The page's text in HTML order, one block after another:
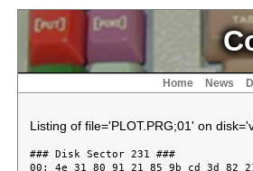
Home News
Listing of file='PLOT.PRG;01' on
### Disk Sector 231 ###
00: 4e 31 80 91 21 85 9b cd 3d 82 21 80 91 01 80 00   N1..!...=.!.....
10: cd c2 85 05 f2 10 92 cd aa 9a 06 03 11 e0 8e 21   ...............!
20: f0 8f cd 34 82 36 3a 06 03 11 e0 8e 21 bc 9b cd   ...4.6:.....!...
30: 34 82 c3 41 92 21 cd 9b cd 3d 82 cd cc 85 cd 52   4..A.!...=.....R
40: 82 01 06 00 11 f4 8f 21 a7 9b cd c8 83 ca 87 82   .......!........
50: cd e1 85 cd 19 9b d2 65 92 78 fe 2a ca 35 92 cd   .......e.x.*.5..
60: 78 9b c3 3b 92 06 03 11 e6 8e 21 f0 8f cd 34 82   x..;......!...4.
70: 36 3a cd 4a 9b d2 87 92 78 fe 2a 21 f8 9b ca 38   6:.J....x.*!...8
### Disk Sector 232 ###
00: 92 cd 78 9b c3 3b 92 cd 02 9b 2a 86 a5 22 8e 91   ..x..;....*.."..
10: 2a 88 a5 22 8a 91 2a 8a a5 22 9c 91 31 80 91 21   *.."..*.."..1..!
20: 23 9c cd 3d 82 06 06 21 80 a5 cd 43 82 11 37 9c   #..=...!...C..7.
30: 2a 8e 91 cd 63 99 11 56 9c 2a 8a 91 cd 63 99 2a   *...c..V.*...c.*
40: 8a 91 7c b5 ca f8 98 06 02 21 c6 8e cd 97 85 32   ..|......!.....2
50: 88 91 06 02 21 c8 8e cd 97 85 32 a9 91 cd f4 85   ....!.....2.....
60: 21 75 9c cd fe 98 fa 87 82 32 95 91 21 00 00 22   !u.......2..!.."
70: 9e 91 3e 01 32 a8 91 3a a5 a5 32 a7 91 3a a3 a5   ..>.2..:..2..:..
### Disk Sector 233 ###
00: 32 87 91 21 94 a5 22 84 91 cd 23 99 ca 1e 93 3a   2..!.."...#....:
10: 86 91 32 a8 91 3a 80 91 32 a7 91 c3 2f 93 21 8d   ..2..:..2.../.!.
20: 9c cd 3d 82 21 94 a5 06 0f cd 43 82 cd 98 9a 3e   ..=.!.....C....>
30: 0b cd 31 82 3a 87 91 fe 44 c2 f2 92 06 0f 11 1d   ..1.:...D.......
40: a3 2a 84 91 cd 7d 85 c3 50 93 21 2c 9f cd 3d 82   .*...}..P.!,..=.
50: 3a 80 91 fe 11 da 5a 93 3e 10 4f 32 ce 9c 32 d2   :.....Z.>.O2..2.
60: 9c 06 01 11 04 90 21 af 9c cd c8 83 ca e0 92 78   ......!........x
70: 32 b0 91 cd 49 9a c2 50 93 3a b0 91 47 4f 11 04   2...I..P.:..GO..
### Disk Sector 234 ###
00: 90 21 b2 91 cd 34 82 36 00 41 21 04 90 cd 9f 99   .!...4.6.A!.....
10: d2 50 93 22 aa 91 3a a6 91 32 ac 91 3a 80 91 fe   .P."..:..2..:...
20: 11 da a6 93 3e 10 4f 32 f5 9c 32 f9 9c 06 01 11   ....>.O2..2.....
30: 04 90 21 d6 9c cd c8 83 ca e0 92 78 32 b1 91 cd   ..!........x2...
40: 49 9a c2 9c 93 3a b1 91 47 4f 11 04 90 21 c4 91   I....:..GO...!..
50: cd 34 82 36 00 41 21 04 90 cd 9f 99 d2 9c 93 22   .4.6.A!........"
60: ad 91 3a a6 91 32 af 91 3a b0 91 47 11 c4 91 21   ..:..2..:..G...!
70: b2 91 cd 2d 9a da 4a 93 2a aa 91 eb 2a ad 91 0e   ...-..J.*...*...
### Disk Sector 235 ###
00: 01 3a ac 91 47 3a af 91 b8 ca 18 94 b7 fa 4a 93   .:..G:........J.
10: 3e 03 32 89 91 c3 28 94 b7 f2 1e 94 eb 0c 79 32   >.2...(.......y2
20: 89 91 cd 10 82 da 4a 93 01 02 01 11 04 90 21 fd   ......J.......!.
30: 9c cd c8 83 ca 28 94 cd 94 85 d2 28 94 c2 41 94   .....(.....(..A.
40: 23 7d 32 9a 91 3a 89 91 21 20 9d 3d ca 59 94 21   #}2..:..! .=.Y.!
50: 2a 9d 3d ca 59 94 21 34 9d 22 8c 91 3a 89 91 fe   *.=.Y.!4."..:...
60: 02 c2 72 94 2a ad 91 eb 2a aa 91 22 ad 91 eb 22   ..r.*...*.."..."
70: aa 91 21 3e 9d cd fe 98 fa e0 92 32 91 91 21 7f   ..!>.......2..!
### Disk Sector 236 ###
00: b9 3a a8 91 cd 07 82 22 93 91 2a aa 91 eb 2a ad   .:....."..*...*.
10: 91 cd 10 82 3a af 91 d2 9e 94 eb 3a ac 91 22 81   ....:......:..".
20: 91 32 83 91 2a 81 91 af 32 a5 91 11 64 00 3a 89   .2..*...2...d.:.
30: 91 fe 03 c2 b9 94 11 32 00 cd 10 82 d2 c5 94 3e   .......2.......>
40: 01 32 a5 91 eb eb cd 19 82 22 a2 91 7c b5 c2 d5   .2......."..|...
50: 94 23 22 a2 91 2a 81 91 af 32 a4 91 3a 88 91 d6   .#"..*...2..:...
60: 13 5f 16 00 3a 89 91 fe 03 c2 f1 94 7b 1f e6 7f   ._..:.......{..
70: 5f cd 10 82 d2 fd 94 3e 01 32 a4 91 eb eb cd 19   _......>.2......
### Disk Sector 237 ###
00: 82 22 a0 91 7c b5 c2 0d 95 23 22 a0 91 3a 88 91   ."..|....#"..:..
10: 47 3e 20 48 21 d5 9f cd 9e 9a 36 00 48 21 ed a0   G> H!.....6.H!..
20: cd 9e 9a 36 00 48 21 05 a2 cd 9e 9a 36 00 48 21   ...6.H!.....6.H!
30: 1d a3 cd 9e 9a 36 00 3a 88 91 d6 13 5f 16 00 21   .....6.:...._..!
40: 05 00 cd 19 82 eb 21 e5 9f 19 19 19 19 19 36 31   ......!.......61
50: 23 36 0d 23 36 0a 23 36 00 21 fd a0 19 36 32 19   #6.#6.#6.!...62.
60: 36 34 19 36 36 19 36 38 19 36 30 23 36 0d 23 36   64.66.68.60#6.#6
70: 0a 23 36 00 21 15 a2 36 30 19 36 30 19 36 30 19   .#6.!..60.60.60.
### Disk Sector 238 ###
00: 36 30 19 36 30 19 36 30 23 36 0d 23 36 0a 23 36   60.60.60#6.#6.#6
10: 00 3a 88 91 d6 13 4f 3e 2a 21 2d a3 cd 9e 9a 36   .:....O>*!-....6
20: 0d 23 36 0a 23 36 00 21 61 9d cd 3d 82 2a 8c 91   .#6.#6.!a..=.*..
30: cd 3d 82 cd a5 9a 3e 32 32 92 91 3a 95 91 b7 ca   .=....>22..:....
40: 6f 96 3a a9 91 47 05 f4 c0 9a f2 c6 95 06 19 21   o.:..G.........!
50: 58 9f cd af 9a 06 0a 21 f0 8f cd af 9a cd c0 9a   X......!........
60: 06 19 21 8a 9f cd af 9a 06 02 21 24 8f cd af 9a   ..!.......!$....
70: 3e 2f cd e7 9a 06 02 cd af 9a 3e 2f cd e7 9a 06   >/........>/....
### Disk Sector 239 ###
00: 02 cd af 9a cd c0 9a 06 19 21 71 9f cd af 9a 06   .........!q.....
10: 0f 2a 84 91 cd af 9a cd c0 9a 06 19 21 a3 9f cd   .*..........!...
20: af 9a 3a b0 91 47 21 b2 91 cd af 9a cd c0 9a 06   ..:..G!.........
30: 19 21 bc 9f cd af 9a 3a b1 91 47 21 c4 91 cd af   .!.....:..G!....
40: 9a cd c0 9a cd c0 9a 3a 88 91 47 21 d5 9f cd af   .......:..G!....
50: 9a 3a 88 91 47 21 ed a0 cd af 9a 3a 88 91 47 21   .:..G!.....:..G!
60: 05 a2 cd af 9a 3a 88 91 47 21 1d a3 cd af 9a 21   .....:..G!.....!
70: 52 9f 11 02 00 3a 89 91 3d ca 82 96 19 3d ca 82   R....:..=....=..
### Disk Sector 240 ###
00: 96 19 5e 23 56 eb 22 2d 9e 7d 32 30 9e 31 80 91   ..^#V."-.}20.1..
10: 21 2d 9e 34 34 21 30 9e 34 34 31 80 91 3a 9a 91   !-.44!0.441..:..
20: 32 9b 91 af 32 90 91 cd 0c 9b da bc 98 2a 8a 91   2...2........*..
30: eb 2a 9e 91 cd 10 82 d2 bc 98 23 22 9e 91 3a 80   .*........#"..:.
40: b9 fe 2a ca a7 96 21 9b 91 35 c2 a7 96 cd 98 99   ..*...!..5......
50: d2 9a 96 eb cd ce 99 d2 e8 96 3a 91 91 b7 ca 9a   ..........:.....
60: 96 32 90 91 2a 81 91 eb d5 3a 89 91 fe 03 ca 00   .2..*....:......
70: 97 47 3a a6 91 b8 ca 00 97 05 3c 3c b8 c2 9a 96   .G:.......<<....
### Disk Sector 241 ###
00: d1 d5 2a a2 91 3a a5 91 b7 ca 12 97 cd 37 82 c3   ..*..:.......7..
10: 15 97 cd 19 82 7c b7 c2 9a 96 b5 ca 8c 97 47 0e   .....|........G.
20: 65 3a 89 91 fe 03 c2 2b 97 0e 33 78 b9 da 32 97   e:.....+..3x..2.
30: 79 3d 4f 21 89 91 46 05 c2 40 97 c6 14 c3 57 97   y=O!..F..@....W.
40: 05 c2 49 97 3e 78 c3 56 97 3a a6 91 b7 3e 49 fa   ..I.>x.V.:...>I.
50: 56 97 81 c3 57 97 91 32 31 9e 79 21 cf 81 36 07   V...W..21.y!..6.
60: fe 15 da 7c 97 36 05 fe 29 da 7c 97 36 03 fe 3d   ...|.6..).|.6..=
70: da 7c 97 36 02 fe 51 da 7c 97 36 01 cd 6e 9a ca   .|.6..Q.|.6..n..
### Disk Sector 242 ###
00: 86 97 7e f6 40 77 21 2c 9e cd 3d 82 3a 95 91 b7   ..~.@w!,..=.:...
10: ca 96 98 3a 88 91 d6 03 4f 3e 20 21 35 a4 cd 9e   ...:....O> !5...
20: 9a 36 0d 23 36 0a 23 36 00 11 35 a4 2a 93 91 3a   .6.#6.#6..5.*..:
30: a7 91 fe 0f da b9 97 3e 0f 47 cd 7d 85 3a 89 91   .......>.G.}.:..
40: fe 03 3e 00 c2 cf 97 3a 88 91 d6 13 1f e6 7f c6   ..>....:.......
50: 10 21 35 a4 cd 07 82 22 96 91 36 2a cd 6e 9a ca   .!5...."..6*.n..
60: e4 97 36 23 d1 2a a0 91 3a a4 91 b7 ca f5 97 cd   ..6#.*..:.......
70: 37 82 c3 f8 97 cd 19 82 7c b7 c2 96 98 b5 ca 96   7.......|.......
### Disk Sector 243 ###
00: 98 47 3a 88 91 d6 13 4f 3a 89 91 fe 03 c2 15 98   .G:....O:.......
10: 79 1f e6 7f 4f 78 b9 da 1c 98 79 3d 47 3a 89 91   y..Ox....y=G:..
20: fe 03 78 c2 3c 98 3a 88 91 d6 13 1f e6 7f 4f 3a   ..x.<.:......O:
30: a6 91 b7 79 fa 3b 98 80 c3 3c 98 90 21 45 a4 cd   ...y.;...<..!E..
40: 07 82 22 98 91 cd 6e 9a 3e 2a ca 4f 98 3e 23 be   .."...n.>*.O.>#.
50: 77 ca 79 98 2a 96 91 eb 2a 98 91 cd 10 82 ca 79   w.y.*...*......y
60: 98 d2 65 98 eb d5 cd 58 82 23 4d cd 6e 9a 3e 2a   ..e....X.#M.n.>*
70: ca 75 98 3e 23 e1 cd 9e 9a 3a 88 91 d6 02 21 35   .u.>#....:....!5
### Disk Sector 244 ###
00: a4 cd 07 82 36 0d 23 36 0a 23 36 00 3a 88 91 47   ....6.#6.#6.:..G
10: 21 35 a4 cd af 9a 21 92 91 35 c2 8d 96 2a 8c 91   !5....!..5...*..
20: cd 3d 82 cd bb 9a cd aa 9a 21 34 9e cd 3d 82 cd   .=.......!4..=..
30: 2e 85 fe 43 ca a7 95 fe 51 c2 af 98 cd bb 9a 2a   ...C....Q......*
40: 8c 91 cd 3d 82 21 51 9e cd 3d 82 cd aa 9a cd 2e   ...=.!Q..=......
50: 85 fe 4d ca 87 82 fe 52 c2 ce 98 21 85 9b cd 3d   ..M....R...!...=
60: 82 21 a7 9b cd 3d 82 06 06 21 f4 8f cd 43 82 cd   .!...=...!...C..
70: 65 9b d2 9c 92 c3 84 82 21 73 9e c3 81 82 cd 3d   e.......!s.....=
### Disk Sector 245 ###
00: 82 cd 2e 85 06 ff fe 51 ca 17 99 04 fe 4e ca 17   .......Q.....N..
10: 99 04 fe 59 c2 01 99 cd 31 82 78 b7 c9 21 9f 9e   ...Y....1.x..!..
20: cd 3d 82 01 0f 00 11 04 90 21 8d 9c cd c8 83 c8   .=.......!......
30: 06 0f 11 04 90 21 04 90 cd 7d 85 21 80 a5 e5 e1   .....!...}.!....
40: cd 73 9a d2 1d 99 ca 1d 99 e5 11 04 90 01 0f 00   .s..............
50: cd 8e 9a c2 3f 99 e1 22 84 91 11 0f 00 19 cd 7f   ....?..".......
60: 9a b7 c9 eb d5 cd 3d 82 e1 11 e8 03 cd 82 99 11   ......=.........
70: 64 00 cd 82 99 11 0a 00 cd 82 99 45 cd 92 99 c3   d..........E....
### Disk Sector 246 ###
00: 13 82 01 00 00 cd 10 82 da 92 99 cd 58 82 04 c3   ............X...
10: 85 99 78 f6 30 c3 31 82 3a a7 91 47 2a 93 91 7e   ..x.0.1.:..G*..~
20: d6 2d 3e ff ca b1 99 7e d6 2b 3e 01 ca b1 99 b7   .->....~.+>.....
30: c9 32 a6 91 b7 23 05 c8 e5 48 7e fe 2e ca c5 99   .2...#...H~.....
40: 23 0d c2 ba 99 e1 78 91 b7 47 c4 97 85 c9 3a af   #.....x..G....:.
50: 91 4f 3a ac 91 47 3a 89 91 fe 03 3a a6 91 ca fc   .O:..G:....:....
60: 99 b9 37 c0 b8 37 c0 2a ad 91 cd 10 82 2a aa 91   ..7..7.*.....*..
70: eb d4 10 82 eb d4 1c 9a d4 06 9a c9 b7 fa 16 9a   ................
### Disk Sector 247 ###
00: 2a ad 91 cd 10 82 d5 3a b1 91 47 11 c4 91 2a 93   *......:..G...*.
10: 91 d4 2d 9a d1 c9 2a aa 91 cd 10 82 d5 3a b0 91   ..-...*......:..
20: 47 11 b2 91 2a 93 91 eb d4 2d 9a d1 c9 7e cd 60   G...*....-...~.`
30: 9a 4f 1a cd 60 9a b9 c0 7e fe 2d c2 3f 9a eb 05   .O..`...~.-.?...
40: c8 13 23 1a be ca 3f 9a c9 21 db 9e 78 b9 c2 5b   ..#...?..!..x..[
50: 9a 21 05 9f 3a 04 90 cd 60 9a c8 cd 3d 82 b7 c9   .!..:...`...=...
60: fe 2b c2 68 9a 3e 2d c9 fe 2d c0 3e 2b c9 3a 90   .+.h.>-..-.>+.:.
70: 91